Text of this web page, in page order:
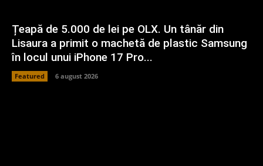
Țeapă de 5.000 de lei pe OLX. Un tânăr din
Lisaura a primit o machetă de plastic Samsung
în locul unui iPhone 17 Pro...
Featured 6 august 2026